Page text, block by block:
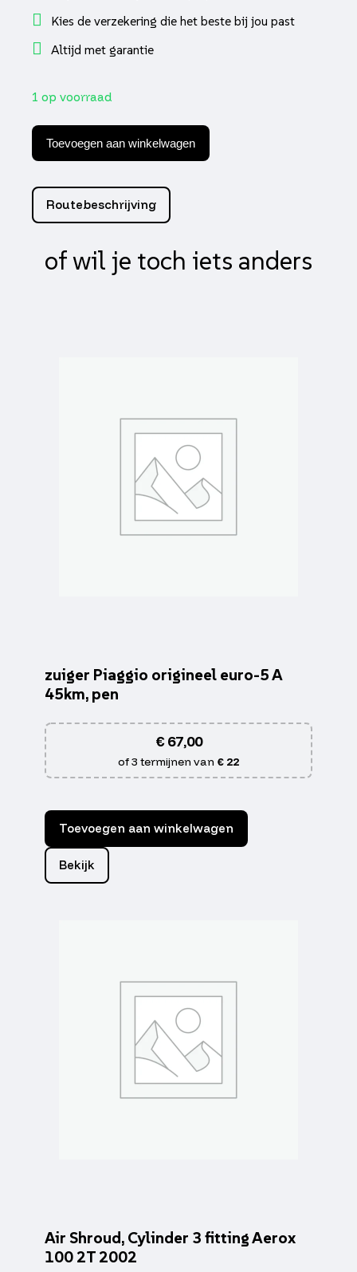
Kies de verzekering die het beste bij jou past
Altijd met garantie
1 op voorraad
+20%
meer
draagvermogen
sprint
aantal
Toevoegen aan winkelwagen
Routebeschrijving
of wil je toch iets anders
zuiger Piaggio origineel euro-5 A
45km, pen
€67,00
of 3 termijnen van € 22
Toevoegen aan winkelwagen
Bekijk
Air Shroud, Cylinder 3 fitting Aerox
100 2T 2002